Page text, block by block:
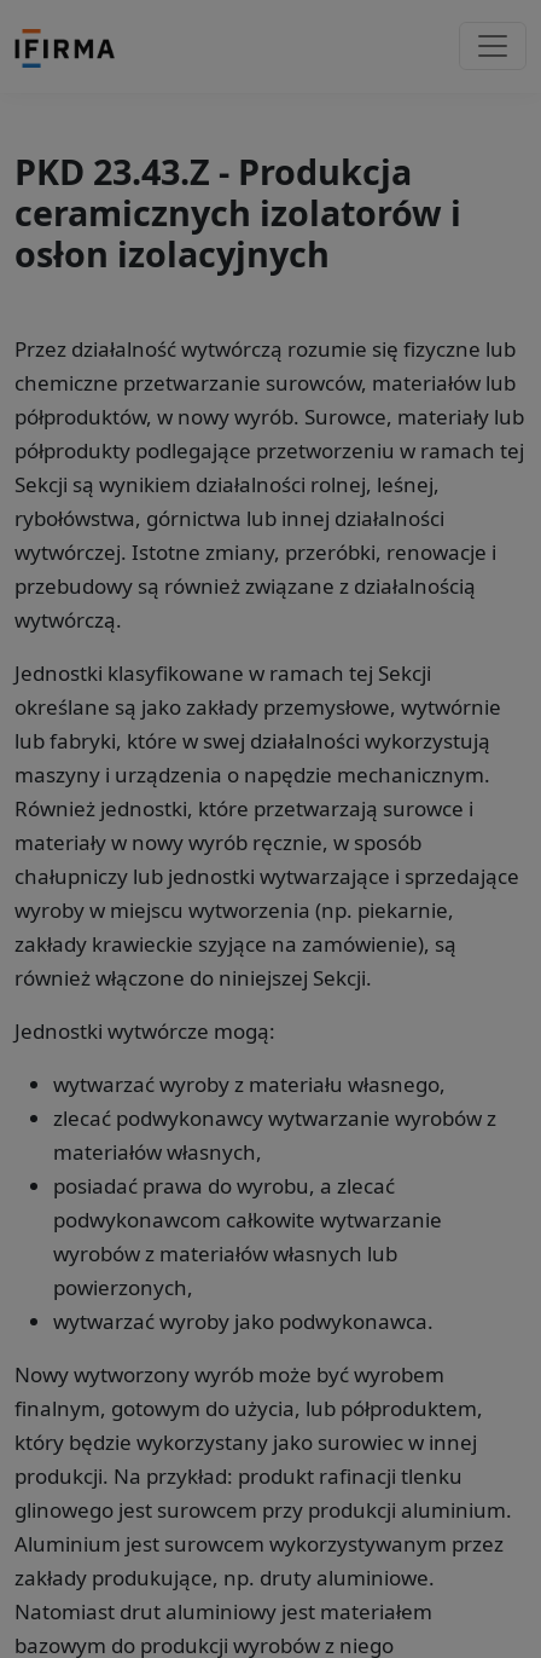
PKD 23.43.Z - Produkcja
ceramicznych izolatorów i
osłon izolacyjnych
Przez działalność wytwórczą rozumie się fizyczne lub
chemiczne przetwarzanie surowców, materiałów lub
półproduktów, w nowy wyrób. Surowce, materiały lub
półprodukty podlegające przetworzeniu w ramach tej
Sekcji są wynikiem działalności rolnej, leśnej,
rybołówstwa, górnictwa lub innej działalności
wytwórczej. Istotne zmiany, przeróbki, renowacje i
przebudowy są również związane z działalnością
wytwórczą.
Jednostki klasyfikowane w ramach tej Sekcji
określane są jako zakłady przemysłowe, wytwórnie
lub fabryki, które w swej działalności wykorzystują
maszyny i urządzenia o napędzie mechanicznym.
Również jednostki, które przetwarzają surowce i
materiały w nowy wyrób ręcznie, w sposób
chałupniczy lub jednostki wytwarzające i sprzedające
wyroby w miejscu wytworzenia (np. piekarnie,
zakłady krawieckie szyjące na zamówienie), są
również włączone do niniejszej Sekcji.
Jednostki wytwórcze mogą:
wytwarzać wyroby z materiału własnego,
zlecać podwykonawcy wytwarzanie wyrobów z
materiałów własnych,
posiadać prawa do wyrobu, a zlecać
podwykonawcom całkowite wytwarzanie
wyrobów z materiałów własnych lub
powierzonych,
wytwarzać wyroby jako podwykonawca.
Nowy wytworzony wyrób może być wyrobem
finalnym, gotowym do użycia, lub półproduktem,
który będzie wykorzystany jako surowiec w innej
produkcji. Na przykład: produkt rafinacji tlenku
glinowego jest surowcem przy produkcji aluminium.
Aluminium jest surowcem wykorzystywanym przez
zakłady produkujące, np. druty aluminiowe.
Natomiast drut aluminiowy jest materiałem
bazowym do produkcji wyrobów z niego